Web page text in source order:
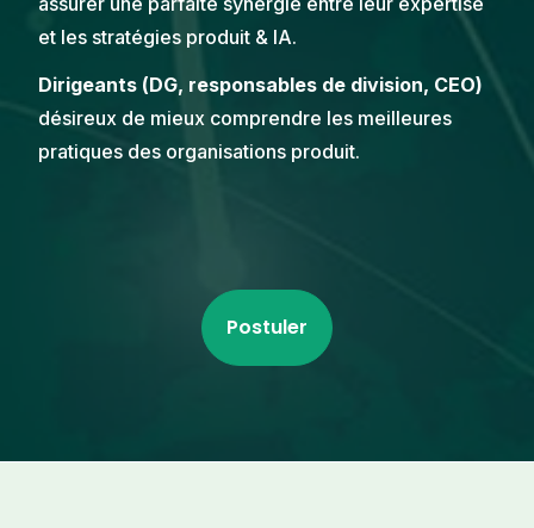
et les stratégies produit & IA.
Dirigeants (DG, responsables de division, CEO)
désireux de mieux comprendre les meilleures
pratiques des organisations produit.
Postuler